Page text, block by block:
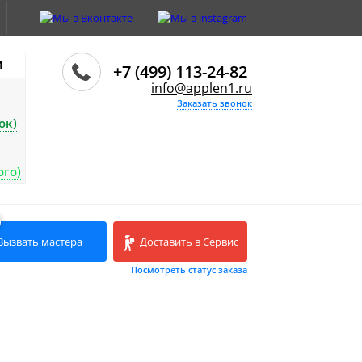
+7 (499) 113-24-82
info@applen1.ru
Заказать звонок
мастера Доставить в Сервис
Посмотреть статус заказа